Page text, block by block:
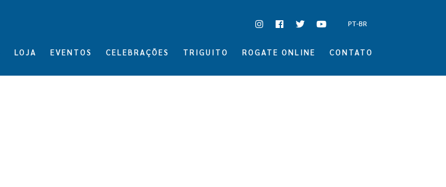
PT-BR
LOJA EVENTOS CELEBRAÇÕES TRIGUITO ROGATE ONLINE CONTATO